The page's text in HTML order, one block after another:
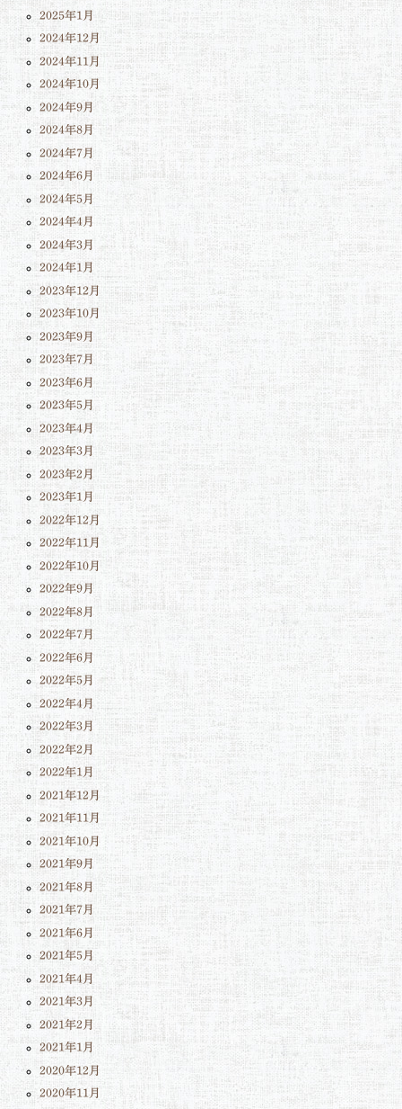
2025年1月
2024年12月
2024年11月
2024年10月
2024年9月
2024年8月
2024年7月
2024年6月
2024年5月
2024年4月
2024年3月
2024年1月
2023年12月
2023年10月
2023年9月
2023年7月
2023年6月
2023年5月
2023年4月
2023年3月
2023年2月
2023年1月
2022年12月
2022年11月
2022年10月
2022年9月
2022年8月
2022年7月
2022年6月
2022年5月
2022年4月
2022年3月
2022年2月
2022年1月
2021年12月
2021年11月
2021年10月
2021年9月
2021年8月
2021年7月
2021年6月
2021年5月
2021年4月
2021年3月
2021年2月
2021年1月
2020年12月
2020年11月